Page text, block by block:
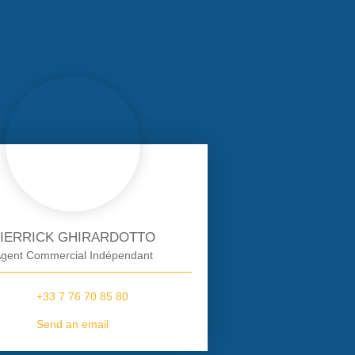
GHIRARDOTTO
Commercial Indépendant
+33 7 76 70 85 80
Send an email